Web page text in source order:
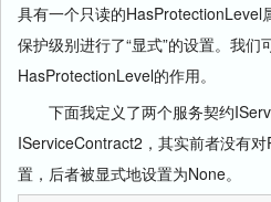
具有一个只读的HasProtectionLevel
保护级别进行了“显式”的设置。我
HasProtectionLevel的作用。
下面我定义了两个服务契约
IServiceContract2，其实前者没有
置，后者被显式地设置为None。